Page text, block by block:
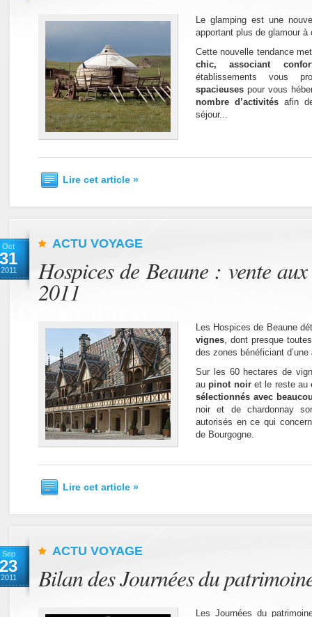
Le glamping est une
apportant plus de glamour à
Cette nouvelle tendance
chic, associant
établissements vous
spacieuses pour vous
nombre d’activitésafin de
séjour...
Lire cet article »
Oct
31
2011
ACTU VOYAGE
Hospices de Beaune : vente
2011
Les Hospices de Beaune
vignes, dont presque
des zones bénéficiant d’une
Sur les 60 hectares de
aupinot noiret le reste au
sélectionnés avec
noir et de chardonnay
autorisés en ce qui
de Bourgogne.
Lire cet article »
Sep
23
2011
ACTU VOYAGE
Bilan des Journées du
Les Journées du